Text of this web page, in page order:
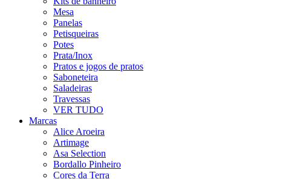
Mesa
Panelas
Petisqueiras
Potes
Prata/Inox
Pratos e jogos de pratos
Saboneteira
Saladeiras
Travessas
VER TUDO
Marcas
Alice Aroeira
Artimage
Asa Selection
Bordallo Pinheiro
Cores da Terra